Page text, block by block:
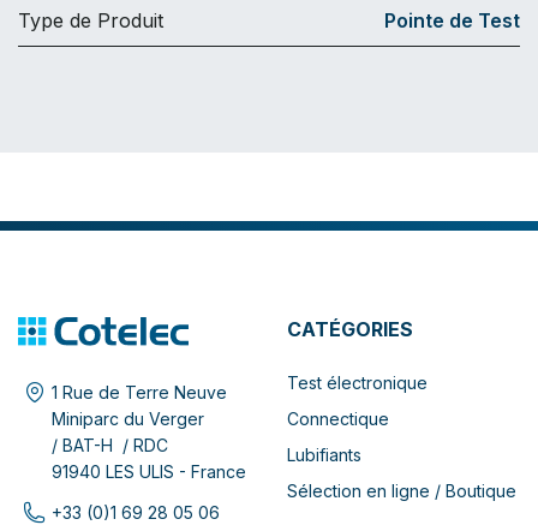
Type de Produit Pointe de Test
1 Rue de Terre Neuve
Miniparc du Verger
/ BAT-H / RDC
91940 LES ULIS - France
+33 (0)1 69 28 05 06
CATÉGORIES
Test électronique
Connectique
Lubifiants
Sélection en ligne / Boutique